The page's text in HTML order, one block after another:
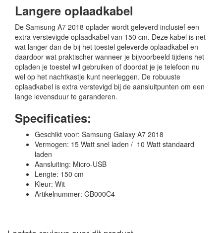
Langere oplaadkabel
De Samsung A7 2018 oplader wordt geleverd inclusief een
extra verstevigde oplaadkabel van 150 cm. Deze kabel is net
wat langer dan de bij het toestel geleverde oplaadkabel en
daardoor wat praktischer wanneer je bijvoorbeeld tijdens het
opladen je toestel wil gebruiken of doordat je je telefoon nu
wel op het nachtkastje kunt neerleggen. De robuuste
oplaadkabel is extra verstevigd bij de aansluitpunten om een
lange levensduur te garanderen.
Specificaties:
Geschikt voor: Samsung Galaxy A7 2018
Vermogen: 15 Watt snel laden / 10 Watt standaard
laden
Aansluiting: Micro-USB
Lengte: 150 cm
Kleur: Wit
Artikelnummer: GB000C4